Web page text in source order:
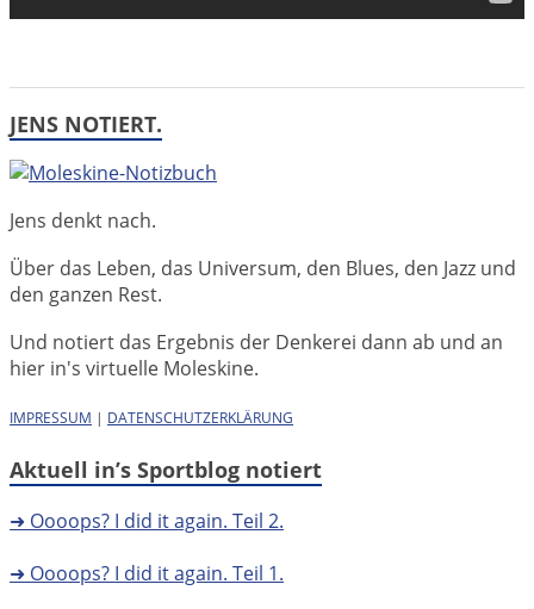
JENS NOTIERT.
Jens denkt nach.
Über das Leben, das Universum, den Blues, den Jazz und
den ganzen Rest.
Und notiert das Ergebnis der Denkerei dann ab und an
hier in's virtuelle Moleskine.
IMPRESSUM | DATENSCHUTZERKLÄRUNG
Aktuell in’s Sportblog notiert
➜ Oooops? I did it again. Teil 2.
➜ Oooops? I did it again. Teil 1.